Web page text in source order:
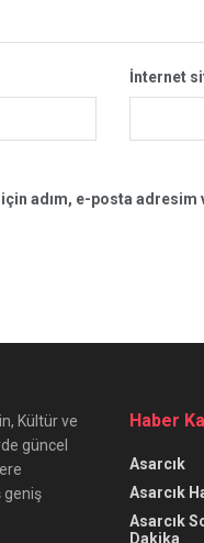
İnternet
adım, e-posta
Kültür ve
güncel
geniş
Haber
Asarcık
Asarcık
Asarcık
Dakika